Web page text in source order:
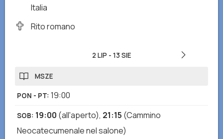
Italia
Rito romano
2 LIP - 13 SIE
MSZE
PON - PT: 19:00
SOB: 19:00 (all'aperto), 21:15 (Cammino
Neocatecumenale nel salone)